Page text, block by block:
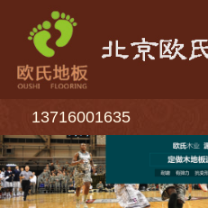
13716001635